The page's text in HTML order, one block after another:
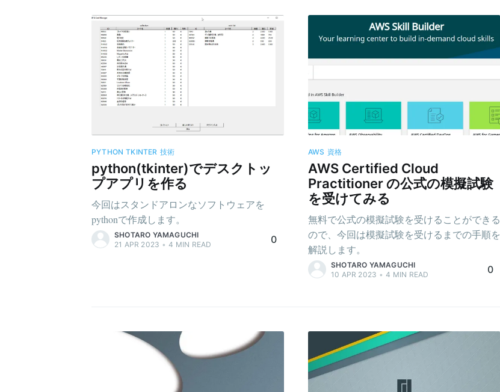
PYTHON TKINTER 技術
python(tkinter)でデスクトッ
プアプリを作る
今回はスタンドアロンなソフトウェアを
pythonで作成します。
SHOTARO YAMAGUCHI
21 APR 2023 • 4 MIN READ 0
AWS 資格
AWS Certified Cloud
Practitioner の公式の模擬試験
を受けてみる
無料で公式の模擬試験を受けることができる
ので、今回は模擬試験を受けるまでの手順を
解説します。
SHOTARO YAMAGUCHI
10 APR 2023 • 4 MIN READ 0